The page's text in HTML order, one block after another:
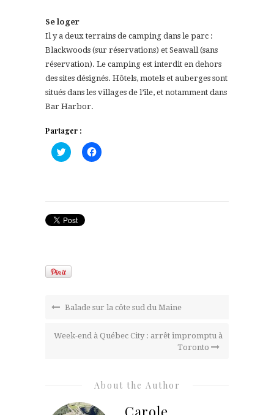
Se loger
Il y a deux terrains de camping dans le parc :
Blackwoods (sur réservations) et Seawall (sans
réservation). Le camping est interdit en dehors
des sites désignés. Hôtels, motels et auberges sont
situés dans les villages de l’île, et notamment dans
Bar Harbor.
Partager :
Cliquez
pour
fenêtre)
Cliquez
pour
Balade sur la côte sud du Maine
Week-end à Québec City : arrêt impromptu à
Toronto
About the Author